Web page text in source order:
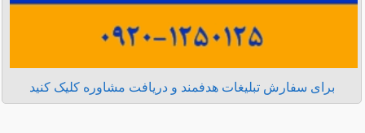
برای سفارش تبلیغات هدفمند و دریافت مشاوره کلیک کنید